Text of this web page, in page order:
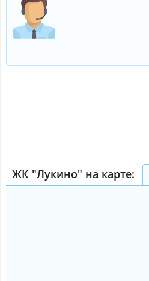
ЖК "Лукино" на карте: